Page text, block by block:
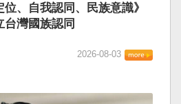
位、自我認同、民族意識》
灣國族認同
2026-08-03